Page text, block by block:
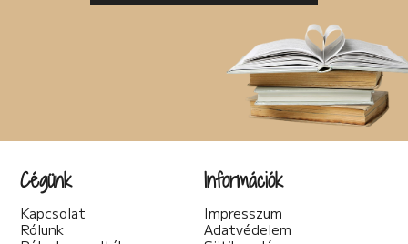
Cégünk
Kapcsolat
Rólunk
Információk
Impresszum
Adatvédelem